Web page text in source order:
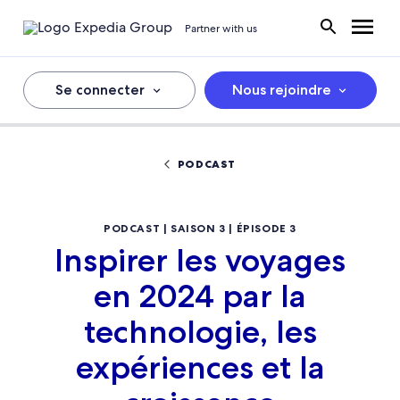
Partner with us
Se connecter Nous rejoindre
PODCAST
PODCAST | SAISON 3 | ÉPISODE 3
Inspirer les voyages
en 2024 par la
technologie, les
expériences et la